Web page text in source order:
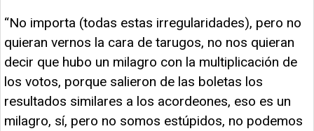
“No importa (todas estas irregularidades), pero no
quieran vernos la cara de tarugos, no nos quieran
decir que hubo un milagro con la multiplicación de
los votos, porque salieron de las boletas los
resultados similares a los acordeones, eso es un
milagro, sí, pero no somos estúpidos, no podemos